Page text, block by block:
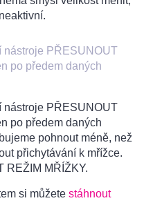
nástroje PŘESUNOUT
po předem daných
nástroje PŘESUNOUT
po předem daných
pohnout méně, než
přichytávání k mřížce.
REŽIM MŘÍŽKY.
si můžete stáhnout